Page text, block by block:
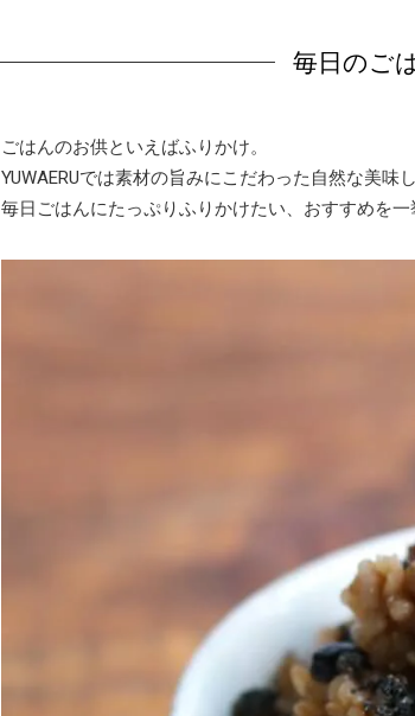
毎日のご
ごはんのお供といえばふりかけ。
YUWAERUでは素材の旨みにこだわった自然な美
毎日ごはんにたっぷりふりかけたい、おすすめを一